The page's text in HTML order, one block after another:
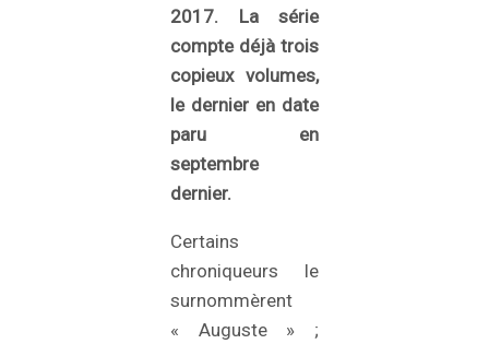
2017. La série
compte déjà trois
copieux volumes,
le dernier en date
paru en
septembre
dernier.
Certains
chroniqueurs le
surnommèrent
« Auguste » ;